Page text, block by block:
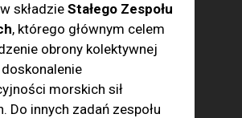
składzie Stałego Zespołu
, którego głównym celem
obrony kolektywnej
morskich sił
Do innych zadań zespołu